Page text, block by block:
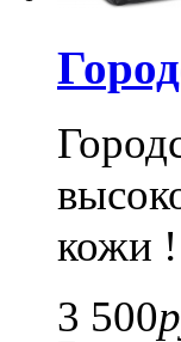
кожи !
3 500